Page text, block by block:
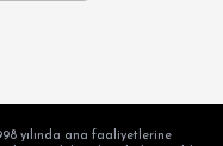
yılında ana faaliyetlerine